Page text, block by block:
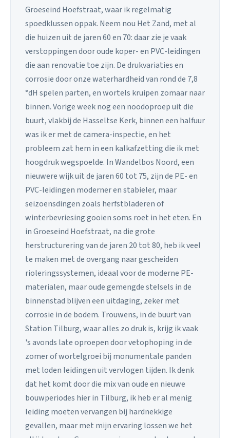
Groeseind Hoefstraat, waar ik regelmatig
spoedklussen oppak. Neem nou Het Zand, met al
die huizen uit de jaren 60 en 70: daar zie je vaak
verstoppingen door oude koper- en PVC-leidingen
die aan renovatie toe zijn. De drukvariaties en
corrosie door onze waterhardheid van rond de 7,8
°dH spelen parten, en wortels kruipen zomaar naar
binnen. Vorige week nog een noodoproep uit die
buurt, vlakbij de Hasseltse Kerk, binnen een halfuur
was ik er met de camera-inspectie, en het
probleem zat hem in een kalkafzetting die ik met
hoogdruk wegspoelde. In Wandelbos Noord, een
nieuwere wijk uit de jaren 60 tot 75, zijn de PE- en
PVC-leidingen moderner en stabieler, maar
seizoensdingen zoals herfstbladeren of
winterbevriesing gooien soms roet in het eten. En
in Groeseind Hoefstraat, na die grote
herstructurering van de jaren 20 tot 80, heb ik veel
te maken met de overgang naar gescheiden
rioleringssystemen, ideaal voor de moderne PE-
materialen, maar oude gemengde stelsels in de
binnenstad blijven een uitdaging, zeker met
corrosie in de bodem. Trouwens, in de buurt van
Station Tilburg, waar alles zo druk is, krijg ik vaak
's avonds late oproepen door vetophoping in de
zomer of wortelgroei bij monumentale panden
met loden leidingen uit vervlogen tijden. Ik denk
dat het komt door die mix van oude en nieuwe
bouwperiodes hier in Tilburg, ik heb er al menig
leiding moeten vervangen bij hardnekkige
gevallen, maar met mijn ervaring lossen we het